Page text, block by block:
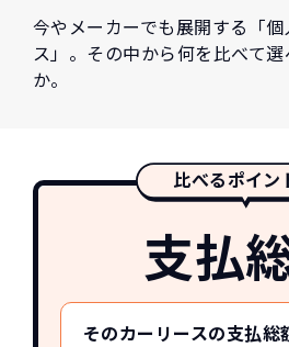
今やメーカーでも展開する「
ス」。その中から何を比べて
か。
比べるポイン
支払
そのカーリースの支払総